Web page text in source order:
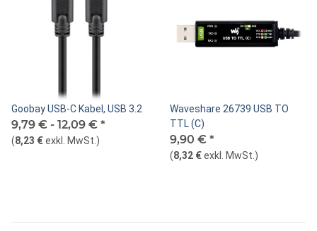
Goobay USB-C Kabel, USB 3.2
9,79 € - 12,09 € *
(8,23 €exkl. MwSt. )
Waveshare 26739 USB TO
TTL (C)
9,90 € *
(8,32 €exkl. MwSt. )